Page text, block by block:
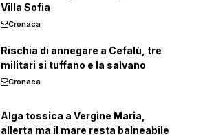
Villa Sofia
Cronaca
Rischia di annegare a Cefalù, tre
militari si tuffano e la salvano
Cronaca
Alga tossica a Vergine Maria,
allerta ma il mare resta balneabile